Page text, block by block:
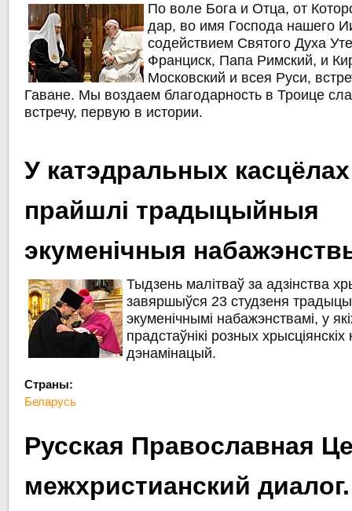
По воле Бога и Отца, от
дар, во имя Господа нашего
содействием Святого Духа
Франциск, Папа Римский, и
Московский и всея Руси,
Гаване. Мы воздаем благодарность в Троице
встречу, первую в истории.
У катэдральных
прайшлі традыцыйныя
экуменічныя
Тыдзень малітваў за адзінства
завяршыўся 23 студзеня
экуменічнымі набажэнствамі, у
прадстаўнікі розных хрысціянскіх
дэнамінацый.
Страны:
Беларусь
Русская Православная
межхристианский